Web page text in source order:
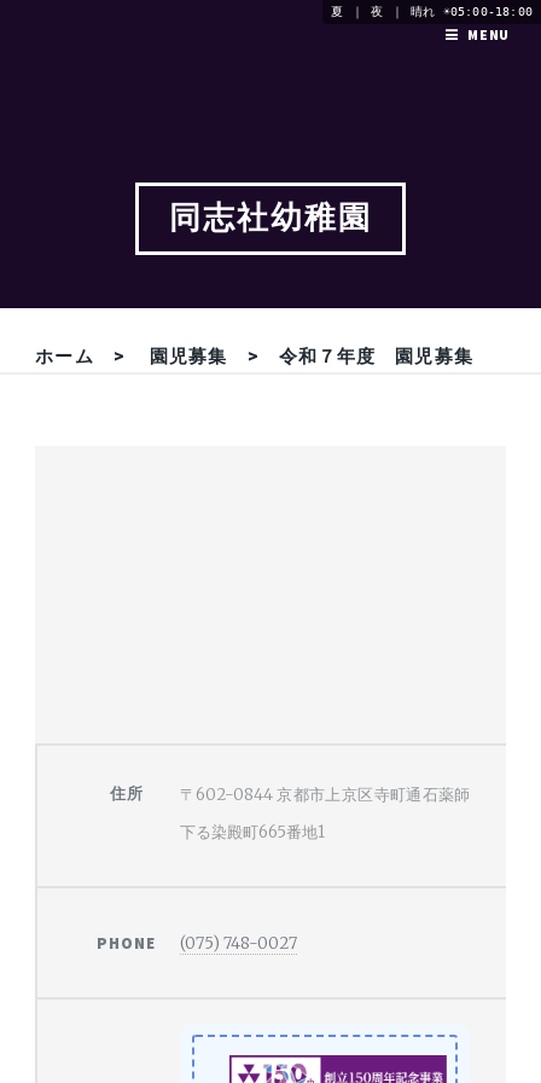
同志社幼稚園
ホーム > 園児募集 > 令和７年度 園児募集
住所 〒602-0844京都市上京区寺町通石薬師
下る染殿町665番地1
PHONE (075) 748-0027
MENU
夏 ｜ 夜 ｜ 晴れ ☀05:00-18:00